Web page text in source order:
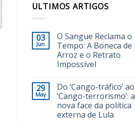
ULTIMOS ARTIGOS
03
Jun
O Sangue Reclama o
Tempo: A Boneca de
Arroz e o Retrato
Impossível
29
May
Do ‘Cango-tráfico’ ao
‘Cango-terrorismo’: a
nova face da política
externa de Lula